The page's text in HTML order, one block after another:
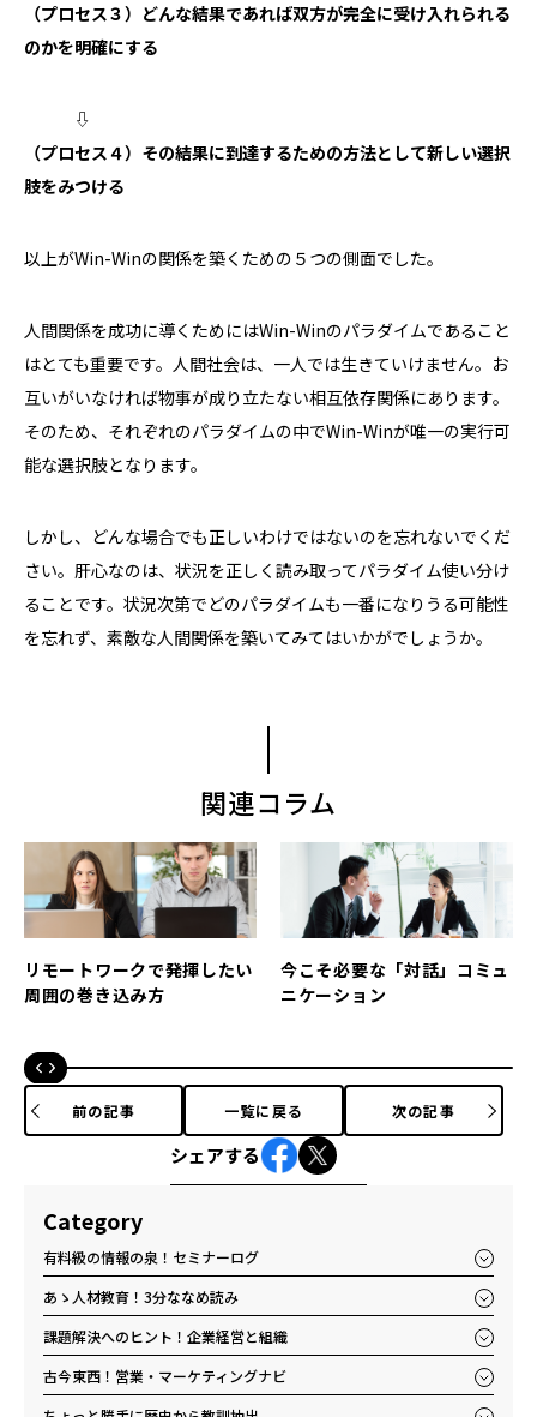
（プロセス３）どんな結果であれば双方が完全に受け入れられる
のかを明確にする
⇩
（プロセス４）その結果に到達するための方法として新しい選択
肢をみつける
以上がWin-Winの関係を築くための５つの側面でした。
人間関係を成功に導くためにはWin-Winのパラダイムであること
はとても重要です。人間社会は、一人では生きていけません。お
互いがいなければ物事が成り立たない相互依存関係にあります。
そのため、それぞれのパラダイムの中でWin-Winが唯一の実行可
能な選択肢となります。
しかし、どんな場合でも正しいわけではないのを忘れないでくだ
さい。肝心なのは、状況を正しく読み取ってパラダイム使い分け
ることです。状況次第でどのパラダイムも一番になりうる可能性
を忘れず、素敵な人間関係を築いてみてはいかがでしょうか。
Category
有料級の情報の泉！セミナーログ
あゝ人材教育！3分ななめ読み
課題解決へのヒント！企業経営と組織
古今東西！営業・マーケティングナビ
関連コラム
リモートワークで発揮したい
周囲の巻き込み方
今こそ必要な「対話」コミュ
ニケーション
前の記事 一覧に戻る 次の記事
シェアする